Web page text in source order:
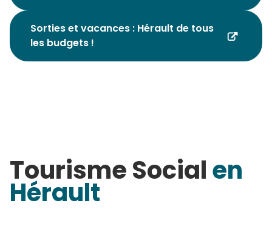
Sorties et vacances : Hérault de tous
les budgets !
Tourisme Socialen
Hérault